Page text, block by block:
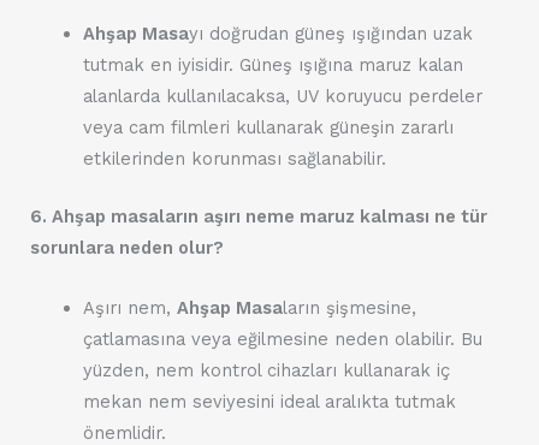
Ahşap Masayı doğrudan güneş ışığından uzak
tutmak en iyisidir. Güneş ışığına maruz kalan
alanlarda kullanılacaksa, UV koruyucu perdeler
veya cam filmleri kullanarak güneşin zararlı
etkilerinden korunması sağlanabilir.
6. Ahşap masaların aşırı neme maruz kalması ne tür
sorunlara neden olur?
Aşırı nem, Ahşap Masaların şişmesine,
çatlamasına veya eğilmesine neden olabilir. Bu
yüzden, nem kontrol cihazları kullanarak iç
mekan nem seviyesini ideal aralıkta tutmak
önemlidir.